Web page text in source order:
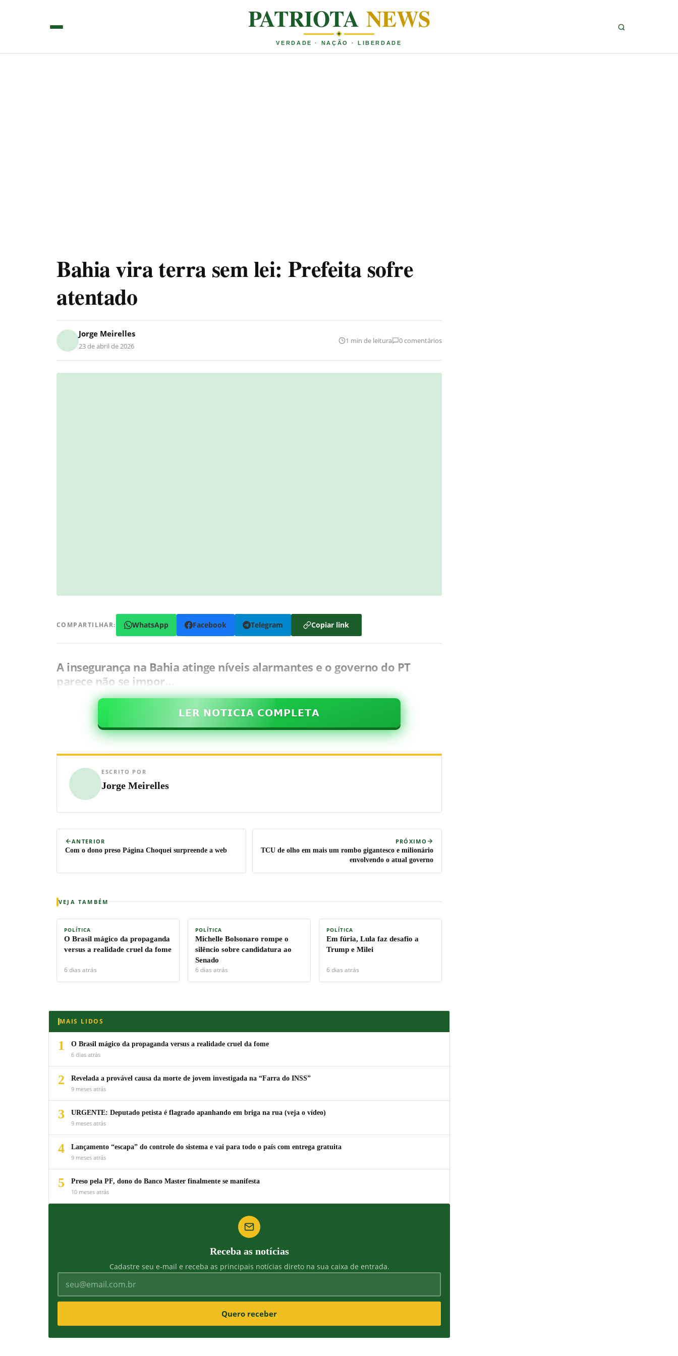
PATRIOTA NEWS
VERDADE · NAÇÃO · LIBERDADE
Bahia vira terra sem lei: Prefeita sofre
atentado
Jorge Meirelles
23 de abril de 2026
1 min de leitura 0 comentários
COMPARTILHAR: WhatsApp Facebook Telegram Copiar link
A insegurança na Bahia atinge níveis alarmantes e o governo do PT
parece não se impor…
𝗟𝗘𝗥 𝗡𝗢𝗧𝗜𝗖𝗜𝗔 𝗖𝗢𝗠𝗣𝗟𝗘𝗧𝗔
ESCRITO POR
Jorge Meirelles
ANTERIOR
Com o dono preso Página Choquei surpreende a web
PRÓXIMO
TCU de olho em mais um rombo gigantesco e milionário
envolvendo o atual governo
VEJA TAMBÉM
POLÍTICA
O Brasil mágico da propaganda
versus a realidade cruel da fome
6 dias atrás
POLÍTICA
Michelle Bolsonaro rompe o
silêncio sobre candidatura ao
Senado
6 dias atrás
POLÍTICA
Em fúria, Lula faz desafio a
Trump e Milei
6 dias atrás
MAIS LIDOS
1
O Brasil mágico da propaganda versus a realidade cruel da fome
6 dias atrás
2
Revelada a provável causa da morte de jovem investigada na “Farra do INSS”
9 meses atrás
3
URGENTE: Deputado petista é flagrado apanhando em briga na rua (veja o vídeo)
9 meses atrás
4
Lançamento “escapa” do controle do sistema e vai para todo o país com entrega gratuita
9 meses atrás
5
Preso pela PF, dono do Banco Master finalmente se manifesta
10 meses atrás
Receba as notícias
Cadastre seu e-mail e receba as principais notícias direto na sua caixa de entrada.
Quero receber